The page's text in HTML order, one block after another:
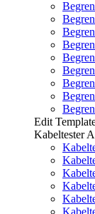
Edit
Kabeltester